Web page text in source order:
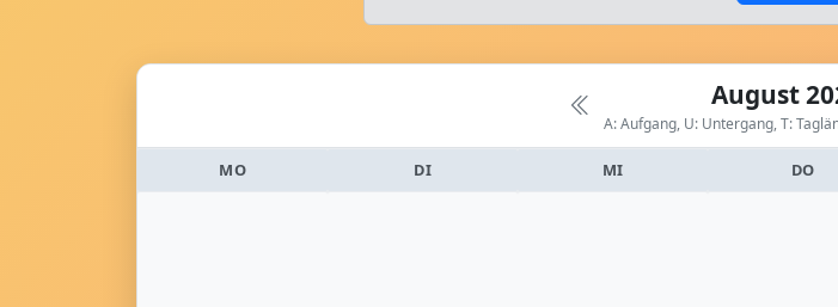
August
A: Aufgang, U: Untergang, T:
MO DI MI DO